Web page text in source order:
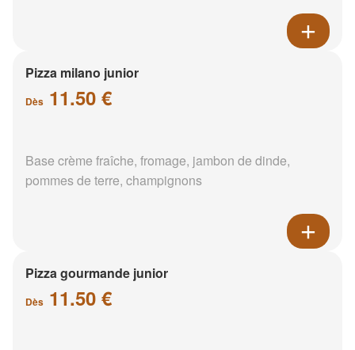
Pizza milano junior
Dès 11.50 €
Base crème fraîche, fromage, jambon de dinde,
pommes de terre, champignons
Pizza gourmande junior
Dès 11.50 €